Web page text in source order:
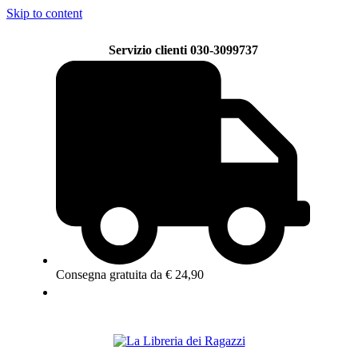
Skip to content
Servizio clienti 030-3099737
Consegna gratuita da € 24,90